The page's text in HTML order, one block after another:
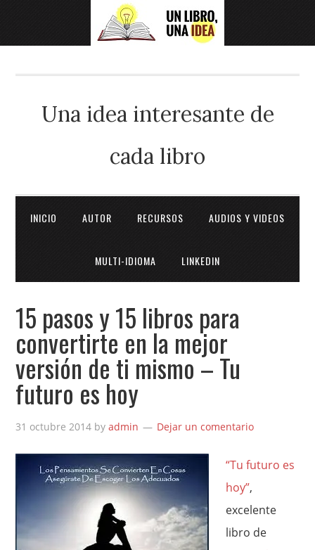
Una idea interesante de
cada libro
INICIO AUTOR RECURSOS AUDIOS Y VIDEOS
MULTI-IDIOMA LINKEDIN
15 pasos y 15 libros para
convertirte en la mejor
versión de ti mismo – Tu
futuro es hoy
31 octubre 2014 byadmin Dejar un comentario
“Tu futuro es
hoy”,
excelente
libro de